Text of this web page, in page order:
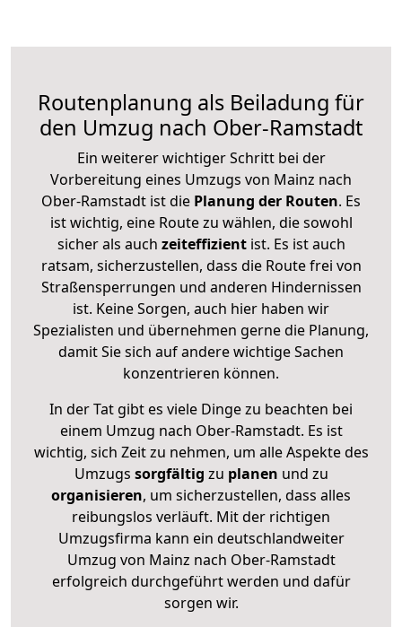
Routenplanung als Beiladung für
den Umzug nach Ober-Ramstadt
Ein weiterer wichtiger Schritt bei der
Vorbereitung eines Umzugs von Mainz nach
Ober-Ramstadt ist die Planung der Routen. Es
ist wichtig, eine Route zu wählen, die sowohl
sicher als auch zeiteffizientist. Es ist auch
ratsam, sicherzustellen, dass die Route frei von
Straßensperrungen und anderen Hindernissen
ist. Keine Sorgen, auch hier haben wir
Spezialisten und übernehmen gerne die Planung,
damit Sie sich auf andere wichtige Sachen
konzentrieren können.
In der Tat gibt es viele Dinge zu beachten bei
einem Umzug nach Ober-Ramstadt. Es ist
wichtig, sich Zeit zu nehmen, um alle Aspekte des
Umzugs sorgfältig zu planen und zu
organisieren, um sicherzustellen, dass alles
reibungslos verläuft. Mit der richtigen
Umzugsfirma kann ein deutschlandweiter
Umzug von Mainz nach Ober-Ramstadt
erfolgreich durchgeführt werden und dafür
sorgen wir.